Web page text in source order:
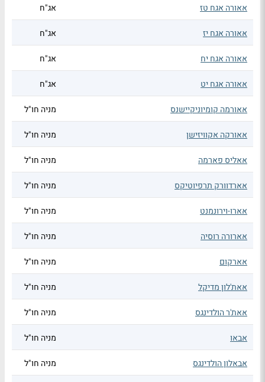
אאורה אגח טז אג"ח
אאורה אגח יז אג"ח
אאורה אגח יח אג"ח
אאורה אגח יט אג"ח
אאורמה קומיוניקיישנס מניה חו"ל
אאורקה אקוויזישן מניה חו"ל
אאליס פארמה מניה חו"ל
אארדוורק תרפיוטיקס מניה חו"ל
אארו-וירונמנט מניה חו"ל
אארורה רוסיה מניה חו"ל
אארקום מניה חו"ל
אאת'לון מדיקל מניה חו"ל
אאת'ר הולדינגס מניה חו"ל
אבאו מניה חו"ל
אבאלון הולדינגס מניה חו"ל